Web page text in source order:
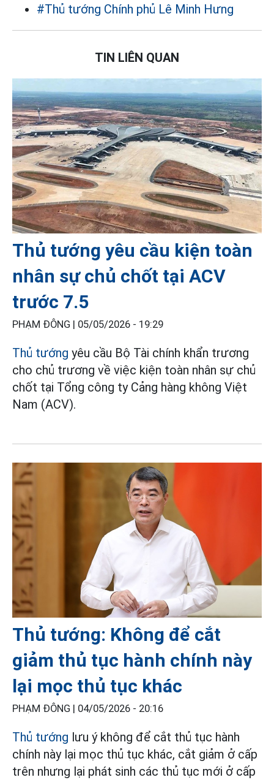
#Thủ tướng Chính phủ Lê Minh Hưng
TIN LIÊN QUAN
Thủ tướng yêu cầu kiện toàn
nhân sự chủ chốt tại ACV
trước 7.5
PHẠM ĐÔNG | 05/05/2026 - 19:29
Thủ tướng yêu cầu Bộ Tài chính khẩn trương
cho chủ trương về việc kiện toàn nhân sự chủ
chốt tại Tổng công ty Cảng hàng không Việt
Nam (ACV).
Thủ tướng: Không để cắt
giảm thủ tục hành chính này
lại mọc thủ tục khác
PHẠM ĐÔNG | 04/05/2026 - 20:16
Thủ tướng lưu ý không để cắt thủ tục hành
chính này lại mọc thủ tục khác, cắt giảm ở cấp
trên nhưng lại phát sinh các thủ tục mới ở cấp